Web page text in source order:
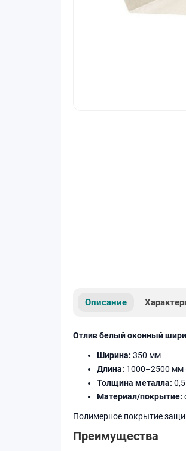
Описание
Отлив белый оконный
Ширина: 350 мм
Длина: 1000–2500 мм
Толщина металла:
Материал/покрытие:
Полимерное покрытие
Преимущества